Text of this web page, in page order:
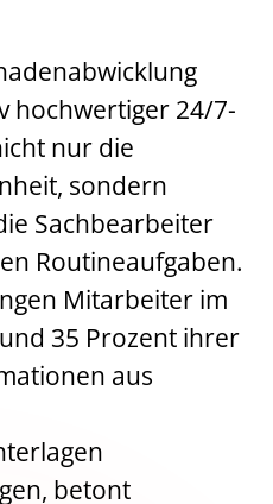
hochwertiger 24/7-
nur die
sondern
Sachbearbeiter
Routineaufgaben.
Mitarbeiter im
35 Prozent ihrer
aus
betont